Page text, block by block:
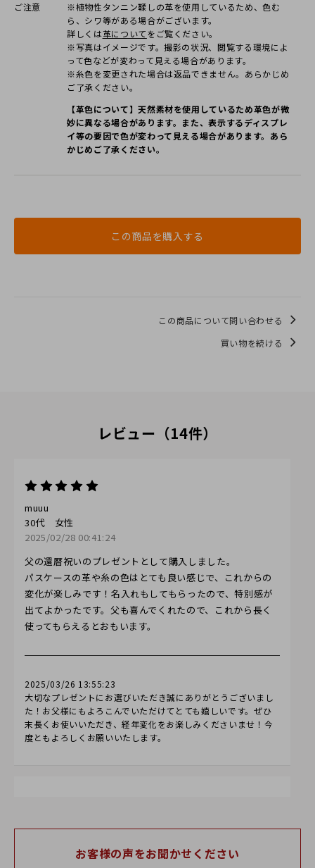
ご注意
※植物性タンニン鞣しの革を使用しているため、色む
ら、シワ等がある場合がございます。
詳しくは⾰についてをご覧ください。
※写真はイメージです。撮影の状況、閲覧する環境によ
って⾊などが変わって⾒える場合があります。
※糸色を変更された場合は返品できません。あらかじめ
ご了承ください。
【革色について】天然素材を使用しているため革色が微
妙に異なる場合があります。また、表示するディスプレ
イ等の要因で色が変わって見える場合があります。あら
かじめご了承ください。
この商品を購入する
この商品について問い合わせる
買い物を続ける
レビュー（14件）
muuu
30代
女性
2025/02/28 00:41:24
父の還暦祝いのプレゼントとして購入しました。
パスケースの革や糸の色はとても良い感じで、これからの
変化が楽しみです！名入れもしてもらったので、特別感が
出てよかったです。父も喜んでくれたので、これから長く
使ってもらえるとおもいます。
2025/03/26 13:55:23
大切なプレゼントにお選びいただき誠にありがとうございまし
た！お父様にもよろこんでいただけてとても嬉しいです。ぜひ
末長くお使いいただき、経年変化をお楽しみくださいませ！今
度ともよろしくお願いいたします。
こもれび
2024/09/05 14:56:43お客様の声をお聞かせください